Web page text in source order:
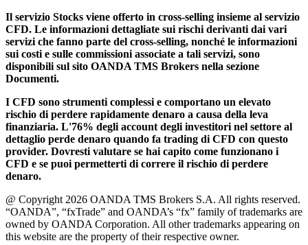
Il servizio Stocks viene offerto in cross-selling insieme al servizio
CFD. Le informazioni dettagliate sui rischi derivanti dai vari
servizi che fanno parte del cross-selling, nonché le informazioni
sui costi e sulle commissioni associate a tali servizi, sono
disponibili sul sito OANDA TMS Brokers nella sezione
Documenti.
I CFD sono strumenti complessi e comportano un elevato
rischio di perdere rapidamente denaro a causa della leva
finanziaria. L'76% degli account degli investitori nel settore al
dettaglio perde denaro quando fa trading di CFD con questo
provider. Dovresti valutare se hai capito come funzionano i
CFD e se puoi permetterti di correre il rischio di perdere
denaro.
@ Copyright 2026 OANDA TMS Brokers S.A. All rights reserved.
“OANDA”, “fxTrade” and OANDA’s “fx” family of trademarks are
owned by OANDA Corporation. All other trademarks appearing on
this website are the property of their respective owner.